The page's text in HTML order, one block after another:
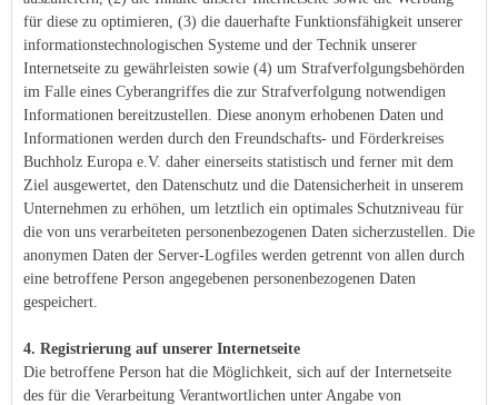
für diese zu optimieren, (3) die dauerhafte Funktionsfähigkeit unserer
informationstechnologischen Systeme und der Technik unserer
Internetseite zu gewährleisten sowie (4) um Strafverfolgungsbehörden
im Falle eines Cyberangriffes die zur Strafverfolgung notwendigen
Informationen bereitzustellen. Diese anonym erhobenen Daten und
Informationen werden durch den Freundschafts- und Förderkreises
Buchholz Europa e.V. daher einerseits statistisch und ferner mit dem
Ziel ausgewertet, den Datenschutz und die Datensicherheit in unserem
Unternehmen zu erhöhen, um letztlich ein optimales Schutzniveau für
die von uns verarbeiteten personenbezogenen Daten sicherzustellen. Die
anonymen Daten der Server-Logfiles werden getrennt von allen durch
eine betroffene Person angegebenen personenbezogenen Daten
gespeichert.
4. Registrierung auf unserer Internetseite
Die betroffene Person hat die Möglichkeit, sich auf der Internetseite
des für die Verarbeitung Verantwortlichen unter Angabe von